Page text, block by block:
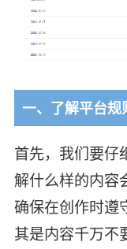
一、了解平台规
首先，我们要仔
解什么样的内容
确保在创作时遵
其是内容千万不